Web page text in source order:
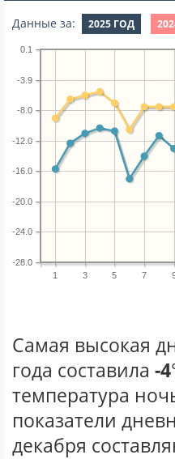
Данные за: 2025 ГОД
1 3 5 7
-28.0
-24.0
-20.0
-16.0
-12.0
-8.0
-3.9
0.1
Самая высокая
года составила -4
температура
показатели
декабря